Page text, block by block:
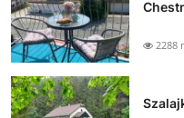
2288